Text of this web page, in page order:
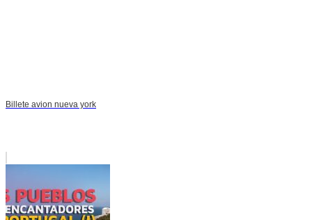
Billete avion nueva york